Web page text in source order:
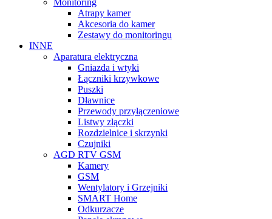
Atrapy kamer
Akcesoria do kamer
Zestawy do monitoringu
INNE
Aparatura elektryczna
Gniazda i wtyki
Łączniki krzywkowe
Puszki
Dławnice
Przewody przyłączeniowe
Listwy złączki
Rozdzielnice i skrzynki
Czujniki
AGD RTV GSM
Kamery
GSM
Wentylatory i Grzejniki
SMART Home
Odkurzacze